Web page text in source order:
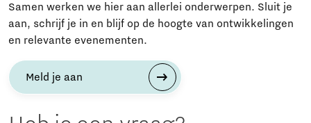
Samen werken we hier aan allerlei onderwerpen. Sluit je
aan, schrijf je in en blijf op de hoogte van ontwikkelingen
en relevante evenementen.
Meld je aan